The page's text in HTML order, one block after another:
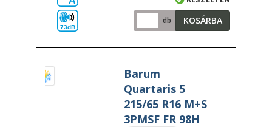
73dB
db KOSÁRBA
Barum
Quartaris 5
215/65 R16 M+S
3PMSF FR 98H